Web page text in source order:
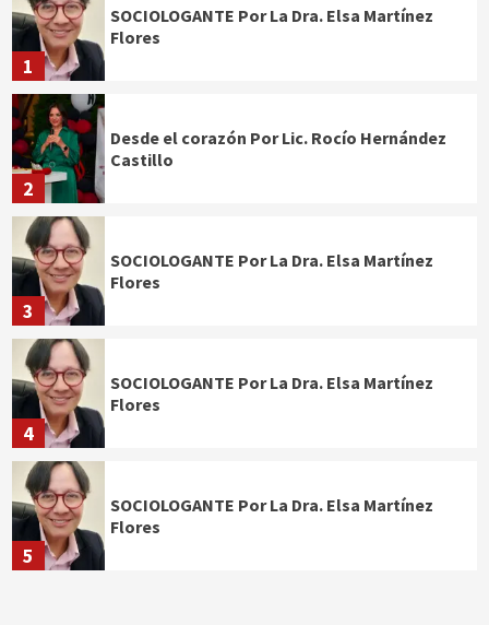
1
SOCIOLOGANTE Por La Dra. Elsa Martínez
Flores
2
Desde el corazón Por Lic. Rocío Hernández
Castillo
3
SOCIOLOGANTE Por La Dra. Elsa Martínez
Flores
4
SOCIOLOGANTE Por La Dra. Elsa Martínez
Flores
5
SOCIOLOGANTE Por La Dra. Elsa Martínez
Flores